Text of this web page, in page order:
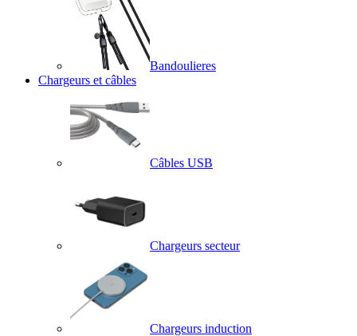
Bandoulieres
Chargeurs et câbles
Câbles USB
Chargeurs secteur
Chargeurs induction